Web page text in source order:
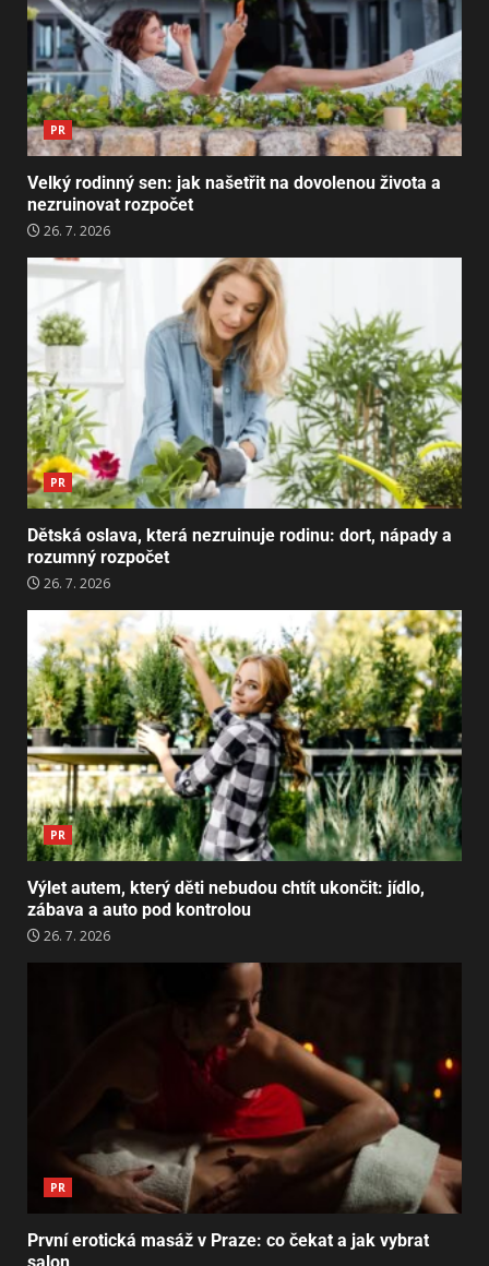
PR
Velký rodinný sen: jak našetřit na dovolenou života a
nezruinovat rozpočet
26. 7. 2026
PR
Dětská oslava, která nezruinuje rodinu: dort, nápady a
rozumný rozpočet
26. 7. 2026
PR
Výlet autem, který děti nebudou chtít ukončit: jídlo,
zábava a auto pod kontrolou
26. 7. 2026
PR
První erotická masáž v Praze: co čekat a jak vybrat